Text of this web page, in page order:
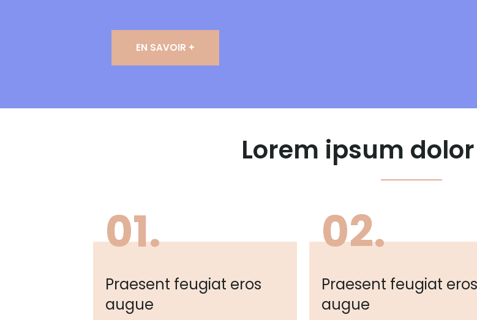
EN SAVOIR +
Lorem ipsum
01.
Praesent feugiat eros
augue
02.
Praesent feugiat eros
augue